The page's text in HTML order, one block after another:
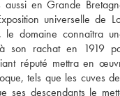
aussi en Grande
universelle de
domaine connaîtra
son rachat en 1919
réputé mettra en
tels que les cuves
ses descendants le